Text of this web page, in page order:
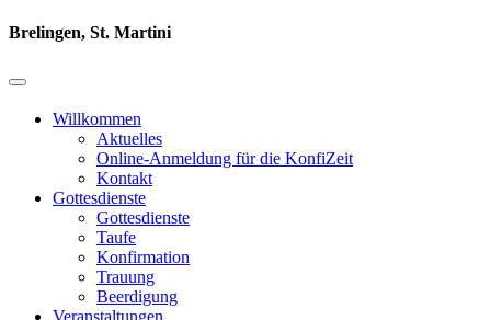
Brelingen, St. Martini
Willkommen
Aktuelles
Online-Anmeldung für die KonfiZeit
Kontakt
Gottesdienste
Gottesdienste
Taufe
Konfirmation
Trauung
Beerdigung
Veranstaltungen